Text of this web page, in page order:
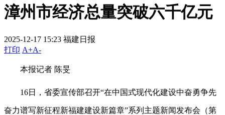
漳州市经济总量突破六千亿元
2025-12-17 15:23 福建日报
打印 A+A-
本报记者 陈旻
16日，省委宣传部召开“在中国式现代化建设中奋勇争先
奋力谱写新征程新福建建设新篇章”系列主题新闻发布会（第